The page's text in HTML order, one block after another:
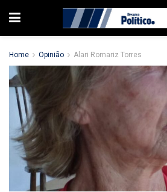
Home Opinião Alari Romariz Torres